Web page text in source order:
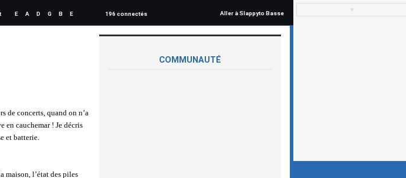
E A D G B E 196 connectés Aller à Slappyto Basse
de concerts, quand on n’a
en cauchemar ! Je décris
et batterie.
maison, l’état des piles
COMMUNAUTÉ
▼